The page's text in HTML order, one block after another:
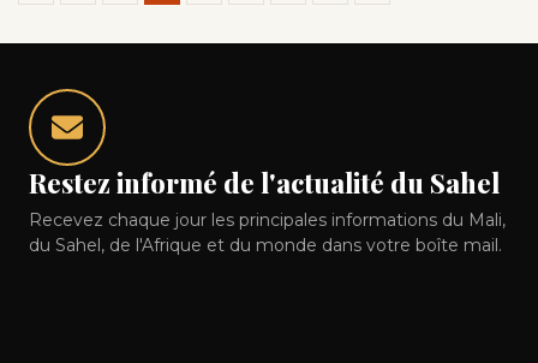
Restez informé de l'actualité du Sahel
Recevez chaque jour les principales informations du Mali,
du Sahel, de l'Afrique et du monde dans votre boîte mail.